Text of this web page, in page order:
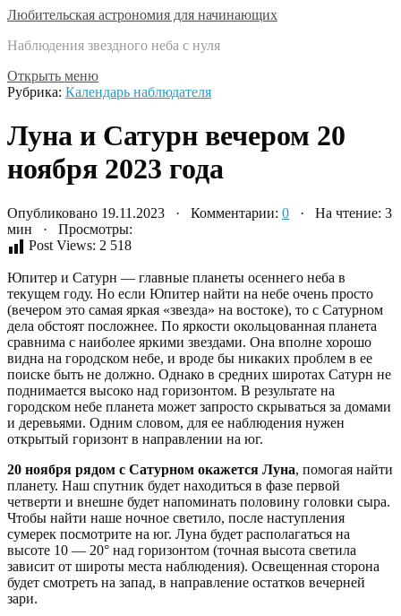
Любительская астрономия для начинающих
Наблюдения звездного неба с нуля
Открыть меню
Рубрика: Календарь наблюдателя
Луна и Сатурн вечером 20
ноября 2023 года
Опубликовано 19.11.2023 · Комментарии: 0 · На чтение: 3
мин · Просмотры:
Post Views: 2 518
Юпитер и Сатурн — главные планеты осеннего неба в
текущем году. Но если Юпитер найти на небе очень просто
(вечером это самая яркая «звезда» на востоке), то с Сатурном
дела обстоят посложнее. По яркости окольцованная планета
сравнима с наиболее яркими звездами. Она вполне хорошо
видна на городском небе, и вроде бы никаких проблем в ее
поиске быть не должно. Однако в средних широтах Сатурн не
поднимается высоко над горизонтом. В результате на
городском небе планета может запросто скрываться за домами
и деревьями. Одним словом, для ее наблюдения нужен
открытый горизонт в направлении на юг.
20 ноября рядом с Сатурном окажется Луна, помогая найти
планету. Наш спутник будет находиться в фазе первой
четверти и внешне будет напоминать половину головки сыра.
Чтобы найти наше ночное светило, после наступления
сумерек посмотрите на юг. Луна будет располагаться на
высоте 10 — 20° над горизонтом (точная высота светила
зависит от широты места наблюдения). Освещенная сторона
будет смотреть на запад, в направление остатков вечерней
зари.